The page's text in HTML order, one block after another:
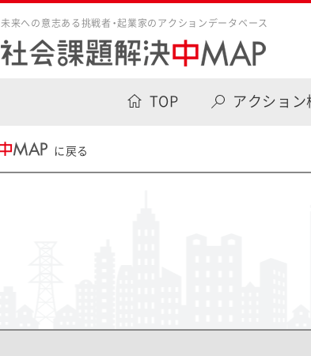
未来への意志ある挑戦者・起業家のアクションデータベース
TOP アクション
に戻る